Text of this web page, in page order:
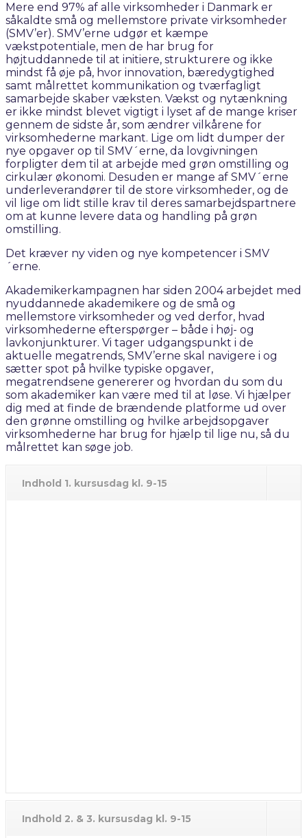
Mere end 97% af alle virksomheder i Danmark er
såkaldte små og mellemstore private virksomheder
(SMV’er). SMV’erne udgør et kæmpe
vækstpotentiale, men de har brug for
højtuddannede til at initiere, strukturere og ikke
mindst få øje på, hvor innovation, bæredygtighed
samt målrettet kommunikation og tværfagligt
samarbejde skaber væksten. Vækst og nytænkning
er ikke mindst blevet vigtigt i lyset af de mange kriser
gennem de sidste år, som ændrer vilkårene for
virksomhederne markant. Lige om lidt dumper der
nye opgaver op til SMV´erne, da lovgivningen
forpligter dem til at arbejde med grøn omstilling og
cirkulær økonomi. Desuden er mange af SMV´erne
underleverandører til de store virksomheder, og de
vil lige om lidt stille krav til deres samarbejdspartnere
om at kunne levere data og handling på grøn
omstilling.
Det kræver ny viden og nye kompetencer i SMV
´erne.
Akademikerkampagnen har siden 2004 arbejdet med
nyuddannede akademikere og de små og
mellemstore virksomheder og ved derfor, hvad
virksomhederne efterspørger – både i høj- og
lavkonjunkturer. Vi tager udgangspunkt i de
aktuelle megatrends, SMV’erne skal navigere i og
sætter spot på hvilke typiske opgaver,
megatrendsene genererer og hvordan du som du
som akademiker kan være med til at løse. Vi hjælper
dig med at finde de brændende platforme ud over
den grønne omstilling og hvilke arbejdsopgaver
virksomhederne har brug for hjælp til lige nu, så du
målrettet kan søge job.
Indhold 1. kursusdag kl. 9-15
Indhold 2. & 3. kursusdag kl. 9-15